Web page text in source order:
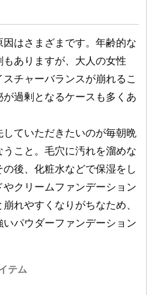
はさまざまです。年齢的な
ありますが、大人の女性
チャーバランスが崩れるこ
が過剰となるケースも多くあ
ていただきたいのが毎朝晩
こと。毛穴に汚れを溜めな
後、化粧水などで保湿をし
やクリームファンデーション
れやすくなりがちなため、
パウダーファンデーション
テム